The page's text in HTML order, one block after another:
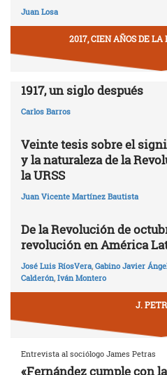
Juan Losa
2017, CIEN AÑOS DE LA
1917, un siglo después
Carlos Barros
Veinte tesis sobre el
y la naturaleza de la
la URSS
Juan Vicente Martínez Bautista
De la Revolución de
revolución en América
José Luis RíosVera, Gabino Javier
Calderón, Iván Montero
J.
Entrevista al sociólogo James Petras
«Fernández cumple con